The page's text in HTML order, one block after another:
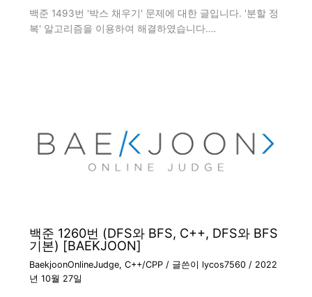
백준 1493번 '박스 채우기' 문제에 대한 글입니다. '분할 정
복' 알고리즘을 이용하여 해결하였습니다.…
백준 1260번 (DFS와 BFS, C++, DFS와 BFS
기본) [BAEKJOON]
BaekjoonOnlineJudge, C++/CPP/ 글쓴이 lycos7560 / 2022
년 10월 27일